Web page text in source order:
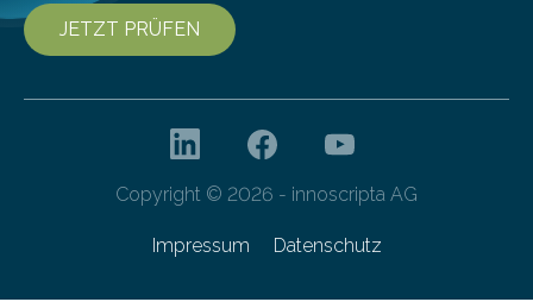
JETZT PRÜFEN
Copyright © 2026 - innoscripta AG
Impressum Datenschutz